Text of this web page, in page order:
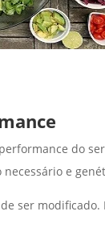
do
e
ser